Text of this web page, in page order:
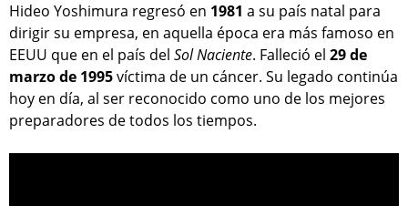
Hideo Yoshimura regresó en 1981 a su país natal para
dirigir su empresa, en aquella época era más famoso en
EEUU que en el país del Sol Naciente. Falleció el 29 de
marzo de 1995víctima de un cáncer. Su legado continúa
hoy en día, al ser reconocido como uno de los mejores
preparadores de todos los tiempos.